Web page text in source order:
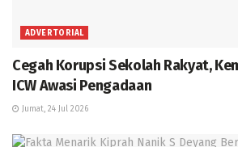
ADVERTORIAL
Cegah Korupsi Sekolah Rakyat,
ICW Awasi Pengadaan
Jumat, 24 Jul 2026